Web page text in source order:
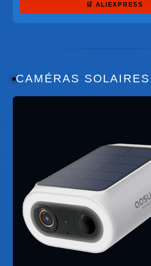
🛒 ALIEXPRESS
CAMÉRAS SOLAIRES